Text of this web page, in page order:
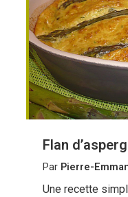
Flan
Par Pierre-
Une recette